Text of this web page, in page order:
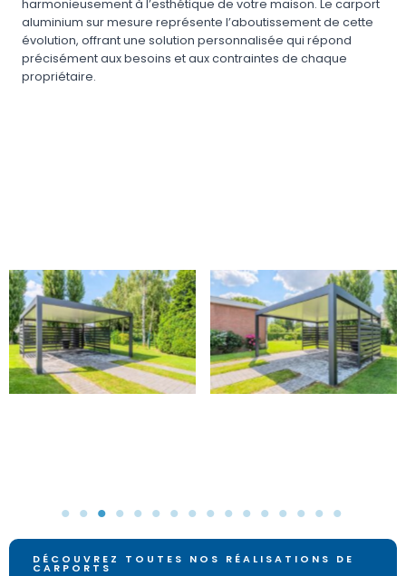
harmonieusement à l’esthétique de votre maison. Le carport
aluminium sur mesure représente l’aboutissement de cette
évolution, offrant une solution personnalisée qui répond
précisément aux besoins et aux contraintes de chaque
propriétaire.
DÉCOUVREZ TOUTES NOS RÉALISATIONS DE
CARPORTS